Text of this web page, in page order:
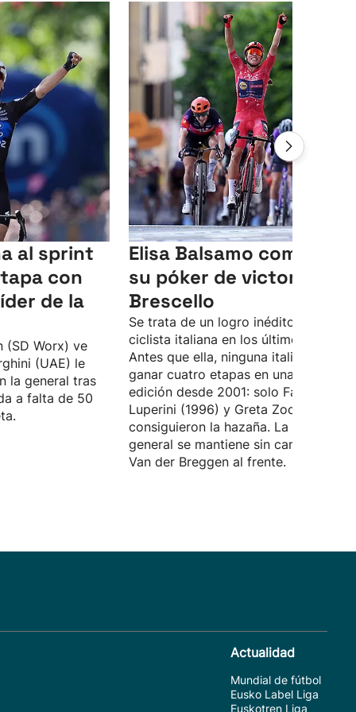
al sprint
con
de la
(SD Worx) ve
(UAE) le
la general tras
a falta de 50
Elisa Balsamo completa
su póker de victorias en
Brescello
Se trata de un logro inédito para una
ciclista italiana en los últimos 25
Antes que ella, ninguna italiana
ganar cuatro etapas en una misma
edición desde 2001: solo Fabiana
Luperini (1996) y Greta Zocca (2001)
consiguieron la hazaña. La
general se mantiene sin cambios con
Van der Breggen al frente.
Actualidad
Mundial de fútbol
Eusko Label Liga
Euskotren Liga